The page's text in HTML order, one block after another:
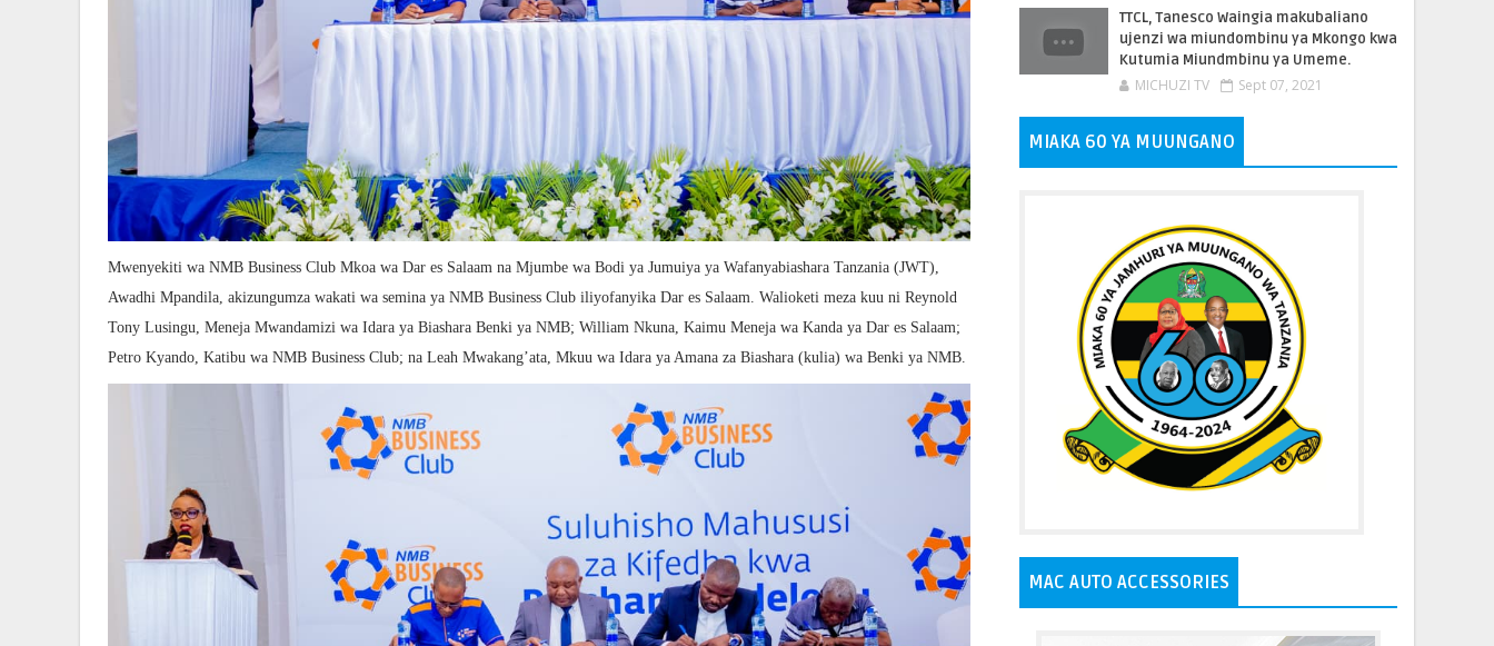
Mwenyekiti wa NMB Business Club Mkoa wa Dar es Salaam na Mjumbe wa Bodi ya Jumuiya ya Wafanyabiashara Tanzania (JWT),
Awadhi Mpandila, akizungumza wakati wa semina ya NMB Business Club iliyofanyika Dar es Salaam. Walioketi meza kuu ni Reynold
Tony Lusingu, Meneja Mwandamizi wa Idara ya Biashara Benki ya NMB; William Nkuna, Kaimu Meneja wa Kanda ya Dar es Salaam;
Petro Kyando, Katibu wa NMB Business Club; na Leah Mwakang’ata, Mkuu wa Idara ya Amana za Biashara (kulia) wa Benki ya NMB.
TTCL, Tanesco Waingia makubaliano
ujenzi wa miundombinu ya Mkongo kwa
Kutumia Miundmbinu ya Umeme.
MICHUZI TV Sept 07, 2021
MIAKA 60 YA MUUNGANO
MAC AUTO ACCESSORIES